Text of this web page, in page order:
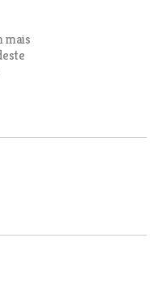
mais